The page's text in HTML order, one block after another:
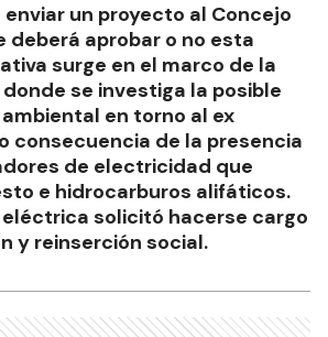
un proyecto al Concejo
deberá aprobar o no esta
surge en el marco de la
se investiga la posible
en torno al ex
consecuencia de la presencia
de electricidad que
e hidrocarburos alifáticos.
solicitó hacerse cargo
y reinserción social.